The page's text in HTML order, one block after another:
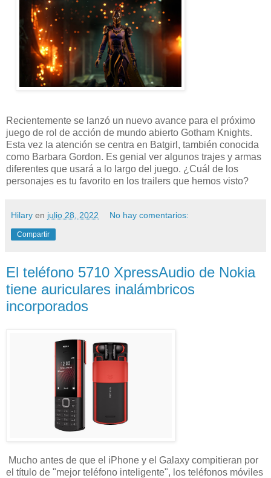
Recientemente se lanzó un nuevo avance para el próximo
juego de rol de acción de mundo abierto Gotham Knights.
Esta vez la atención se centra en Batgirl, también conocida
como Barbara Gordon. Es genial ver algunos trajes y armas
diferentes que usará a lo largo del juego. ¿Cuál de los
personajes es tu favorito en los trailers que hemos visto?
Hilary en julio 28, 2022 No hay comentarios:
Compartir
El teléfono 5710 XpressAudio de Nokia
tiene auriculares inalámbricos
incorporados
Mucho antes de que el iPhone y el Galaxy compitieran por
el título de "mejor teléfono inteligente", los teléfonos móviles